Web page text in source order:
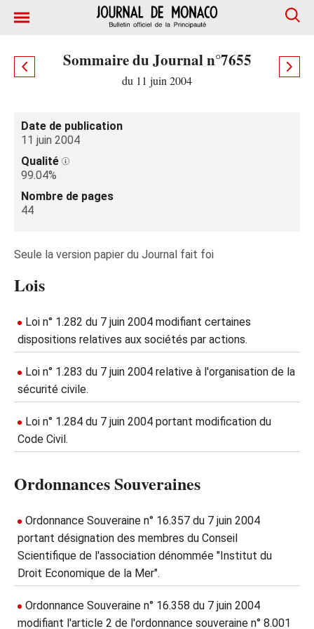
Sommaire du Journal n°7655
du 11 juin 2004
Date de publication
11 juin 2004
Qualité
99.04%
Nombre de pages
44
Seule la version papier du Journal fait foi
Lois
Loi n° 1.282 du 7 juin 2004 modifiant certaines
dispositions relatives aux sociétés par actions.
Loi n° 1.283 du 7 juin 2004 relative à l'organisation de la
sécurité civile.
Loi n° 1.284 du 7 juin 2004 portant modification du
Code Civil.
Ordonnances Souveraines
Ordonnance Souveraine n° 16.357 du 7 juin 2004
portant désignation des membres du Conseil
Scientifique de l'association dénommée "Institut du
Droit Economique de la Mer".
Ordonnance Souveraine n° 16.358 du 7 juin 2004
modifiant l'article 2 de l'ordonnance souveraine n° 8.001